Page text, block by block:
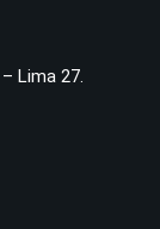
Lima 27.